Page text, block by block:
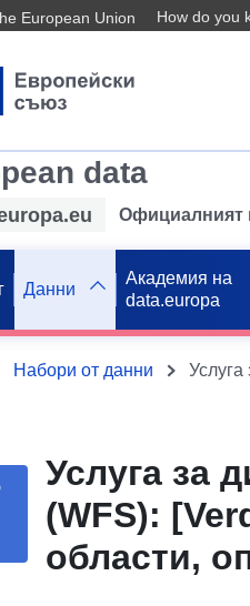
European Union How do you
data
Официалният
Данни
Академия на
data.europa
Набори от данни
Услуга за
(WFS):
области,